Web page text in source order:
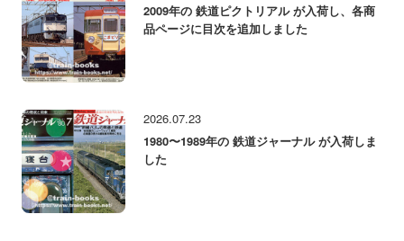
2009年の 鉄道ピクトリアル が入荷し、各商
品ページに目次を追加しました
2026.07.23
1980〜1989年の 鉄道ジャーナル が入荷しま
した